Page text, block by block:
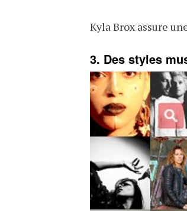
Kyla Brox assure
3. Des styles